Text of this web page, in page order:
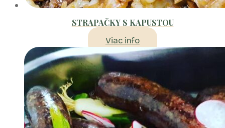
STRAPAČKY S KAPUSTOU
Viac info